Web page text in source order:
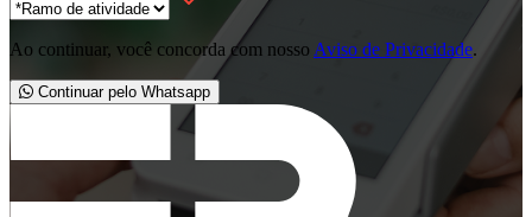
Ao continuar, você concorda com nosso Aviso de Privacidade.
Continuar pelo Whatsapp